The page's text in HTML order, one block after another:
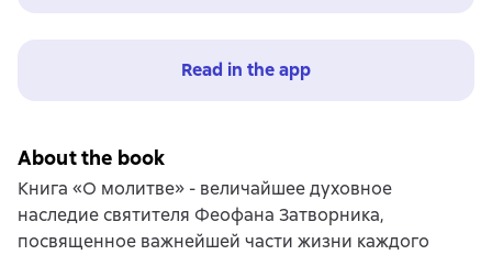
Read in the app
About the book
Книга «О молитве» - величайшее духовное
наследие святителя Феофана Затворника,
посвященное важнейшей части жизни каждого